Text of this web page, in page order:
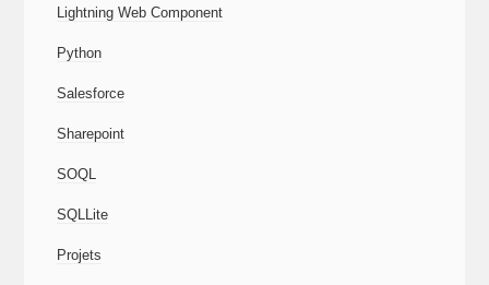
Lightning Web Component
Python
Salesforce
Sharepoint
SOQL
SQLLite
Projets